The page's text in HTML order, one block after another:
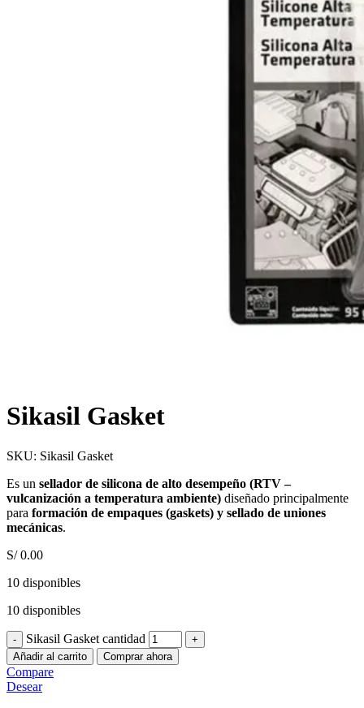
Sikasil Gasket
SKU: Sikasil Gasket
Es un sellador de silicona de alto desempeño (RTV –
vulcanización a temperatura ambiente) diseñado principalmente
para formación de empaques (gaskets) y sellado de uniones
mecánicas.
S/0.00
10 disponibles
10 disponibles
Sikasil Gasket cantidad
Añadir al carrito Comprar ahora
Compare
Desear